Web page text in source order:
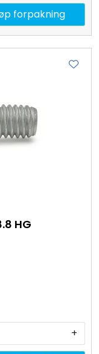
forpakning
HG
+